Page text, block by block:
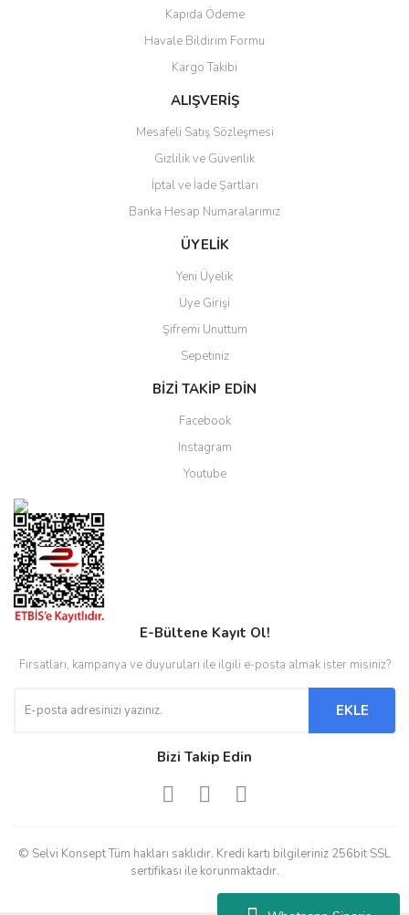
Ürün fiyatı diğer sitelerden daha pahalı.
Bu ürüne benzer farklı alternatifler olmalı.
Gönder
Kapıda Ödeme
Havale Bildirim Formu
Kargo Takibi
ALIŞVERİŞ
Mesafeli Satış Sözleşmesi
Gizlilik ve Güvenlik
İptal ve İade Şartları
Banka Hesap Numaralarımız
ÜYELİK
Yeni Üyelik
Üye Girişi
Şifremi Unuttum
Sepetiniz
BİZİ TAKİP EDİN
Facebook
Instagram
Youtube
E-Bültene Kayıt Ol!
Fırsatları, kampanya ve duyuruları ile ilgili e-posta almak ister misiniz?
EKLE
Bizi Takip Edin
© Selvi Konsept Tüm hakları saklıdır. Kredi kartı bilgileriniz 256bit SSL
sertifikası ile korunmaktadır.